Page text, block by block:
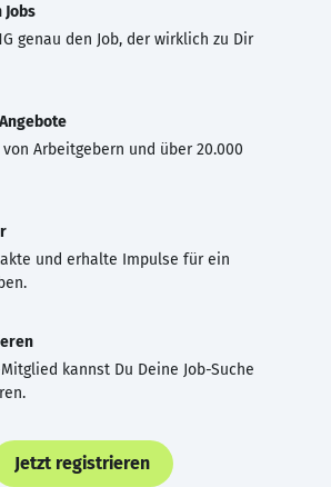
genau den Job, der wirklich zu Dir
Arbeitgebern und über 20.000
und erhalte Impulse für ein
kannst Du Deine Job-Suche
Jetzt registrieren